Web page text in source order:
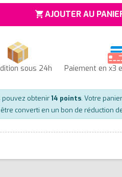
shopping_cartAJOUTER AU
sous 24h Paiement en x3
pouvez obtenir14 points. Votre
converti en un bon de réduction